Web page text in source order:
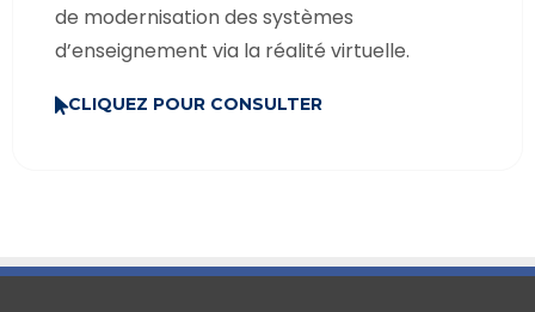
de modernisation des systèmes
d’enseignement via la réalité virtuelle.
CLIQUEZ POUR CONSULTER